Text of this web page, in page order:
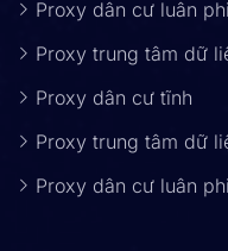
Proxy dân cư luân
Proxy trung tâm dữ
Proxy dân cư tĩnh
Proxy trung tâm dữ
Proxy dân cư luân